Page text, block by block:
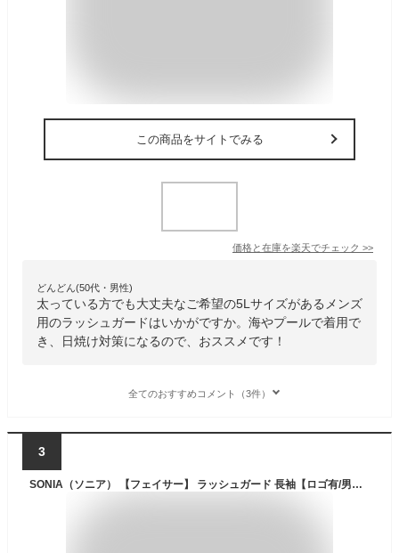
この商品をサイトでみる
価格と在庫を楽天でチェック >>
どんどん(50代・男性)
太っている方でも大丈夫なご希望の5Lサイズがあるメンズ
用のラッシュガードはいかがですか。海やプールで着用で
き、日焼け対策になるので、おススメです！
全てのおすすめコメント（3件）
3
SONIA（ソニア） 【フェイサー】 ラッシュガード 長袖【ロゴ有/男性4L・5L】インナー 水着